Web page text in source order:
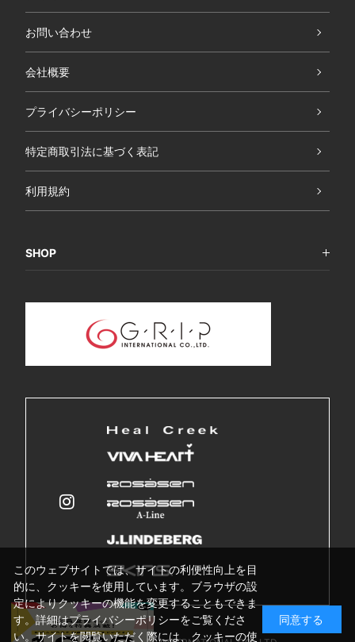
お問い合わせ
会社概要
プライバシーポリシー
特定商取引法に基づく表記
利用規約
SHOP
このウェブサイトでは、サイトの利便性向上を目
的に、クッキーを使用しています。ブラウザの設
定によりクッキーの機能を変更することもできま
す。詳細はプライバシーポリシーをご覧くださ
い。サイトを閲覧いただく際には、クッキーの使
同意する